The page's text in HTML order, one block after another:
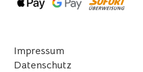
Impressum
Datenschutz